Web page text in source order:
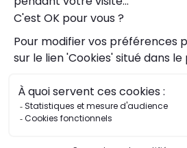
Accessibilité : partiellement conforme
Plan du site
Cookies